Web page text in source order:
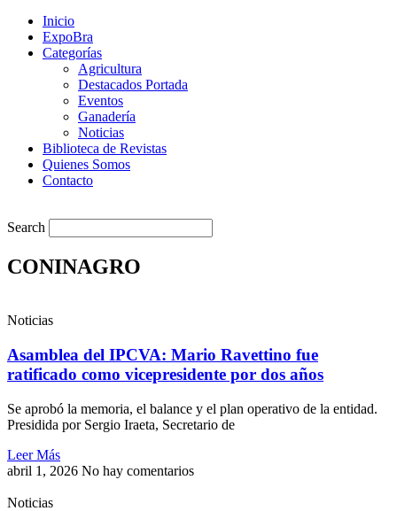
Inicio
ExpoBra
Categorías
Agricultura
Destacados Portada
Eventos
Ganadería
Noticias
Biblioteca de Revistas
Quienes Somos
Contacto
Search
CONINAGRO
Noticias
Asamblea del IPCVA: Mario Ravettino fue
ratificado como vicepresidente por dos años
Se aprobó la memoria, el balance y el plan operativo de la entidad.
Presidida por Sergio Iraeta, Secretario de
Leer Más
abril 1, 2026 No hay comentarios
Noticias